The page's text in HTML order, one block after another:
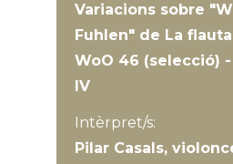
Variacions sobre
Fuhlen" de La
WoO 46 (selecció) -
IV
Intèrpret/s:
Pilar Casals,